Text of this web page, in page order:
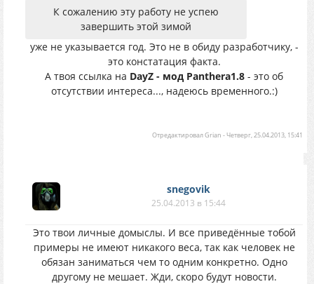
К сожалению эту работу не успею
завершить этой зимой
уже не указывается год. Это не в обиду разработчику, -
это констатация факта.
А твоя ссылка на DayZ - мод Panthera1.8 - это об
отсутствии интереса..., надеюсь временного.:)
ОтредактировалGrian -Четверг, 25.04.2013, 15:41
snegovik
25.04.2013 в 15:44
Это твои личные домыслы. И все приведённые тобой
примеры не имеют никакого веса, так как человек не
обязан заниматься чем то одним конкретно. Одно
другому не мешает. Жди, скоро будут новости.